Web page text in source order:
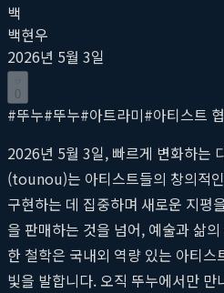
백
백현우
2026년 5월 3일
0
#뚜누#뚜누#아트라미#아티스트
2026년 5월 3일, 빠르게 변화하는
(tounou)는 아티스트들의 창의적
구현하는 데 집중하며 새로운 지평
을 판매하는 것을 넘어, 예술과 삶
한 철학은 국내외 역량 있는 아티
빛을 발합니다. 오직 뚜누에서만